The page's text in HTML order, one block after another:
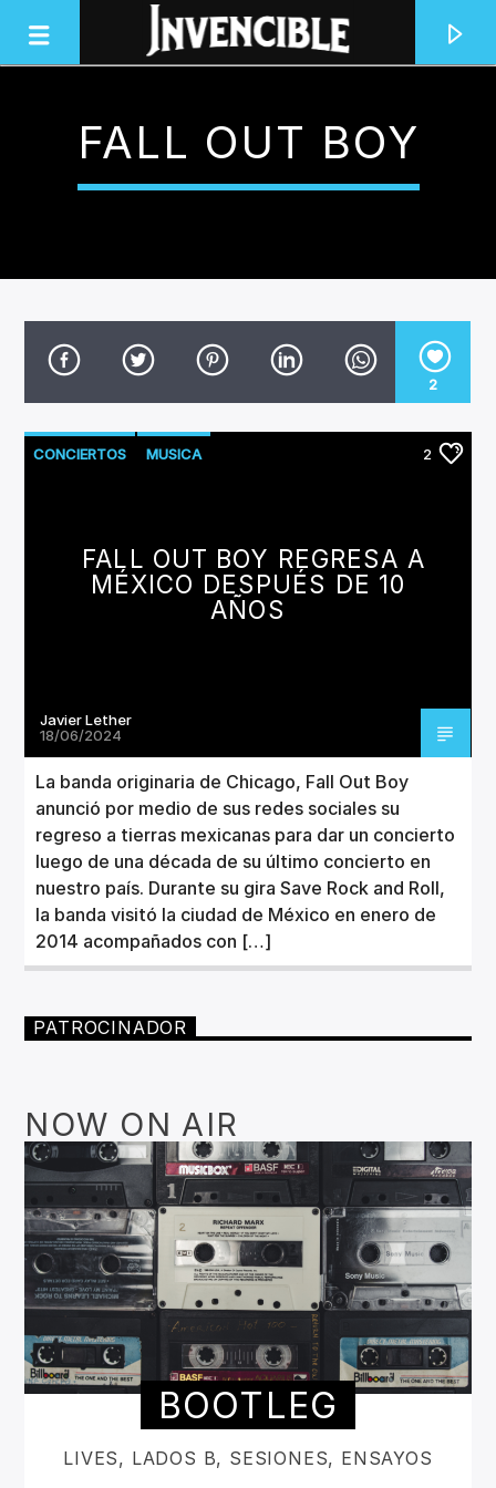
INVENCIBLE RADIO
JUNTOS SOMOS INVENCIBLES
ARTISTA
Invencible Radio
FALL OUT BOY
2
CONCIERTOS MUSICA 2
FALL OUT BOY REGRESA A
MÉXICO DESPUÉS DE 10
AÑOS
Javier Lether
18/06/2024
La banda originaria de Chicago, Fall Out Boy
anunció por medio de sus redes sociales su
regreso a tierras mexicanas para dar un concierto
luego de una década de su último concierto en
nuestro país. Durante su gira Save Rock and Roll,
la banda visitó la ciudad de México en enero de
2014 acompañados con […]
PATROCINADOR
NOW ON AIR
BOOTLEG
LIVES, LADOS B, SESIONES, ENSAYOS